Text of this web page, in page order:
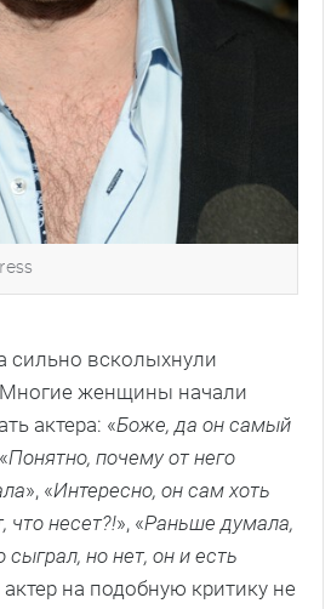
сильно всколыхнули
женщины начали
актера: «Боже, да он самый
Понятно, почему от него
», «Интересно, он сам хоть
что несет?!», «Раньше думала,
но нет, он и есть
на подобную критику не